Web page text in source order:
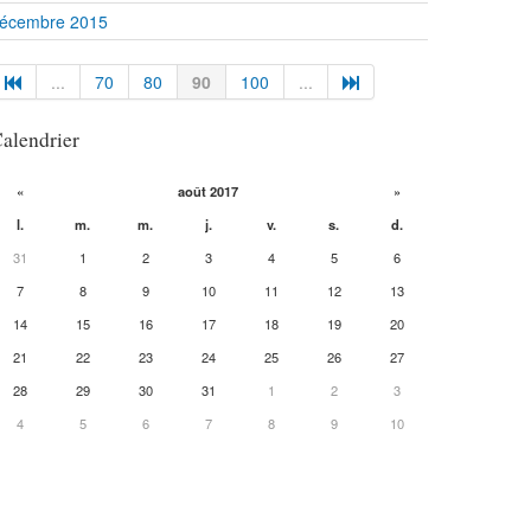
2015
... 70 80 90 100 ...
« août 2017
»
l.
m. m. j. v. s.
d.
31
1 2 3 4 5
6
7
8 9 10 11 12
13
14
15 16 17 18 19
20
21
22 23 24 25 26
27
28
29 30 31 1 2
3
4
5 6 7 8 9 10